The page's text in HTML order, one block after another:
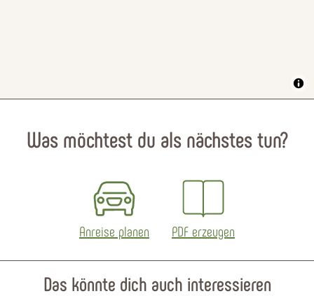
Was möchtest du als nächstes tun?
Anreise planen PDF erzeugen
Das könnte dich auch interessieren